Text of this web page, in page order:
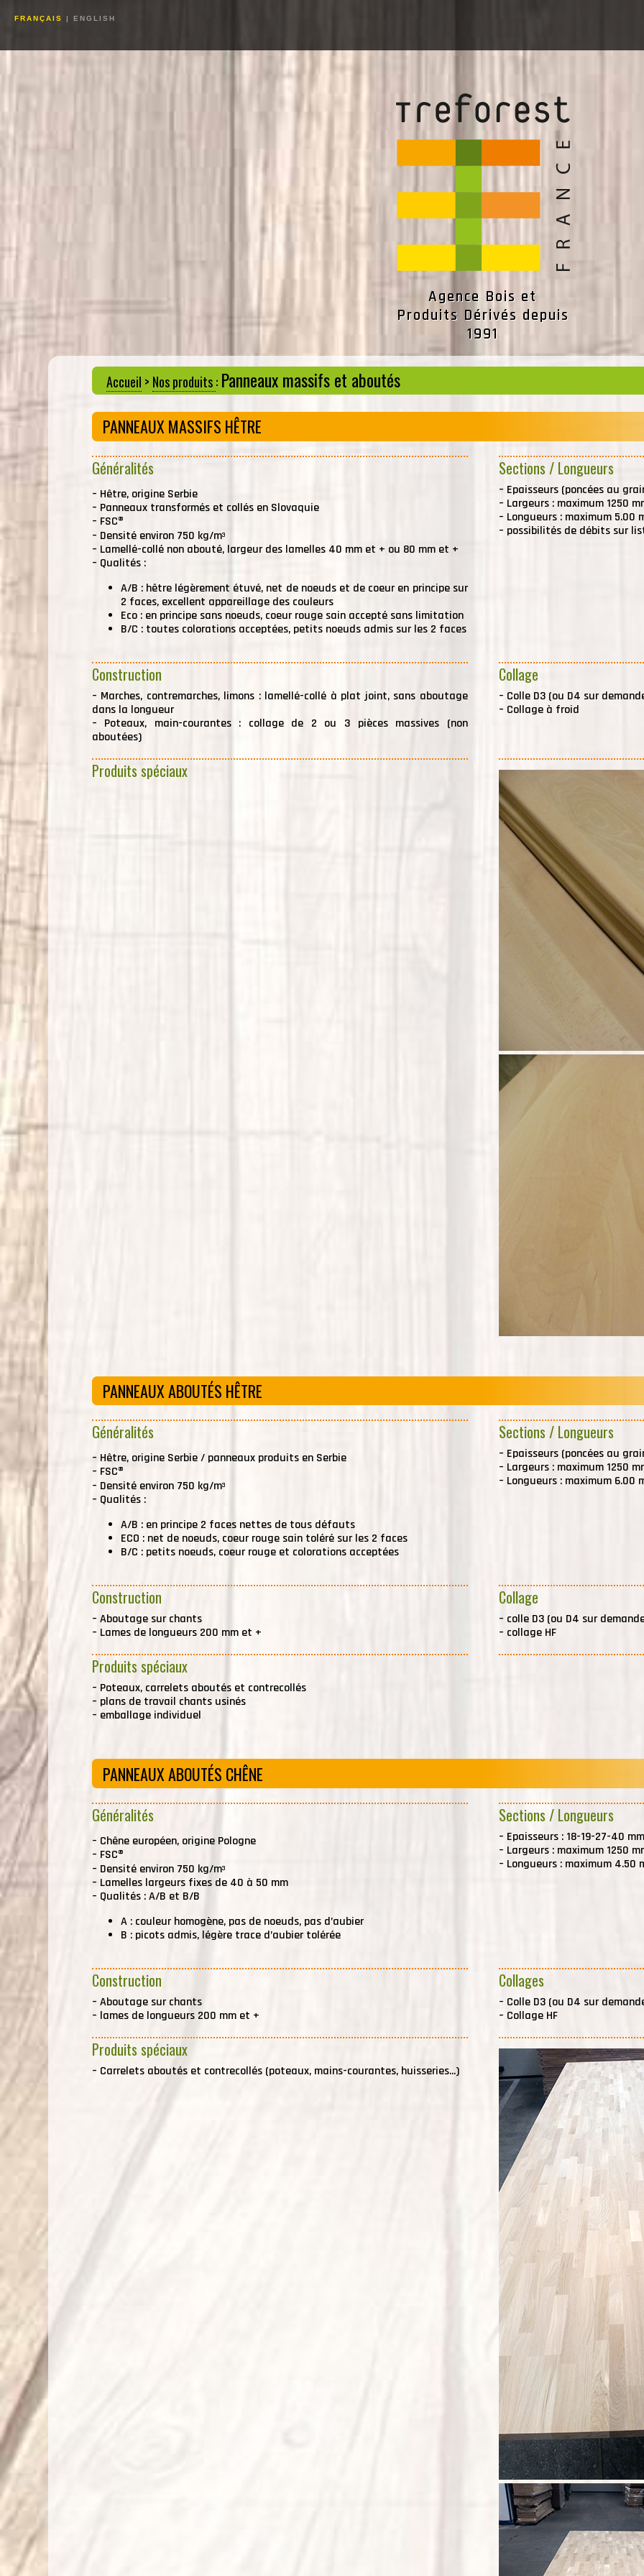
FRANÇAIS | ENGLISH
Agence Bois et
Produits Dérivés depuis
1991
Accueil > Nos produits: Panneaux massifs et aboutés
PANNEAUX MASSIFS HÊTRE
Généralités
– Hêtre, origine Serbie
– Panneaux transformés et collés en Slovaquie
– FSC®
– Densité environ 750 kg/m3
– Lamellé-collé non abouté, largeur des lamelles 40 mm et + ou 80 mm et +
– Qualités :
A/B : hêtre légèrement étuvé, net de noeuds et de coeur en principe sur
2 faces, excellent appareillage des couleurs
Eco : en principe sans noeuds, coeur rouge sain accepté sans limitation
B/C : toutes colorations acceptées, petits noeuds admis sur les 2 faces
Sections / Longueurs
– Epaisseurs (poncées au
– Largeurs : maximum 1250
– Longueurs : maximum 5.00
– possibilités de débits sur
Construction
– Marches, contremarches, limons : lamellé-collé à plat joint, sans aboutage
dans la longueur
– Poteaux, main-courantes : collage de 2 ou 3 pièces massives (non
aboutées)
Collage
– Colle D3 (ou D4 sur
– Collage à froid
Produits spéciaux
PANNEAUX ABOUTÉS HÊTRE
Généralités
– Hêtre, origine Serbie / panneaux produits en Serbie
– FSC®
– Densité environ 750 kg/m3
– Qualités :
A/B : en principe 2 faces nettes de tous défauts
ECO : net de noeuds, coeur rouge sain toléré sur les 2 faces
B/C : petits noeuds, coeur rouge et colorations acceptées
Sections / Longueurs
– Epaisseurs (poncées au
– Largeurs : maximum 1250
– Longueurs : maximum 6.00
Construction
– Aboutage sur chants
– Lames de longueurs 200 mm et +
Collage
– colle D3 (ou D4 sur
– collage HF
Produits spéciaux
– Poteaux, carrelets aboutés et contrecollés
– plans de travail chants usinés
– emballage individuel
PANNEAUX ABOUTÉS CHÊNE
Généralités
– Chêne européen, origine Pologne
– FSC®
– Densité environ 750 kg/m3
– Lamelles largeurs fixes de 40 à 50 mm
– Qualités : A/B et B/B
A : couleur homogène, pas de noeuds, pas d’aubier
B : picots admis, légère trace d’aubier tolérée
Sections / Longueurs
– Epaisseurs : 18-19-27-40 mm
– Largeurs : maximum 1250
– Longueurs : maximum 4.50
Construction
– Aboutage sur chants
– lames de longueurs 200 mm et +
Collages
– Colle D3 (ou D4 sur
– Collage HF
Produits spéciaux
– Carrelets aboutés et contrecollés (poteaux, mains-courantes, huisseries...)